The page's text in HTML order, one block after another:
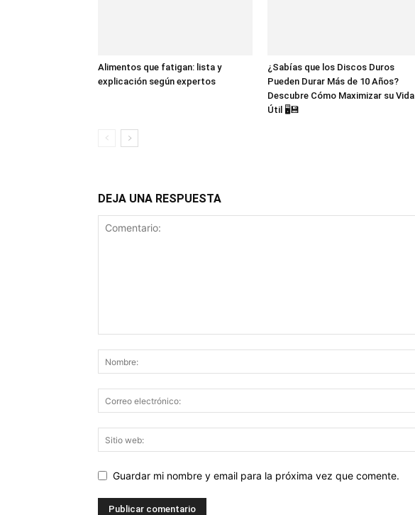
Alimentos que fatigan: lista y
explicación según expertos
¿Sabías que los Discos Duros
Pueden Durar Más de 10 Años?
Descubre Cómo Maximizar su Vida
Útil 🖥️💾
DEJA UNA RESPUESTA
Guardar mi nombre y email para la próxima vez que comente.